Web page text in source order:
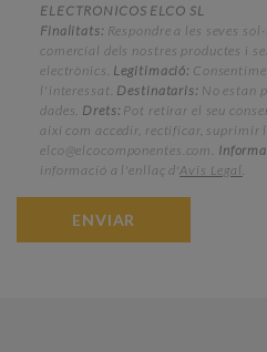
ELECTRONICOS ELCO SL
Finalitats:Respondre a les seves
comercial dels nostres productes i
electrònics. Legitimació:
l'interessat. Destinataris: No estan
dades. Drets:Pot retirar el seu
així com accedir, rectificar, suprimir
elco@elcocomponentes.com.
informació a l'enllaç d'Avis Legal